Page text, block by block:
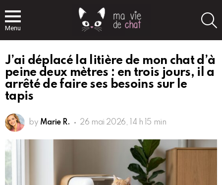
Menu
J’ai déplacé la litière de mon chat d’à
peine deux mètres : en trois jours, il a
arrêté de faire ses besoins sur le
tapis
by Marie R. 26 mai 2026, 14 h 15 min